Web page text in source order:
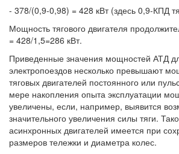
- 378/(0,9-0,98) = 428 кВт (здесь 0,9-КПД
Мощность тягового двигателя
= 428/1,5=286 кВт.
Приведенные значения мощностей АТД
электропоездов несколько превышают
тяговых двигателей постоянного или
мере накопления опыта эксплуатации
увеличены, если, например, выявится
значительного увеличения силы тяги.
асинхронных двигателей имеется при
размеров тележки и диаметра колес.